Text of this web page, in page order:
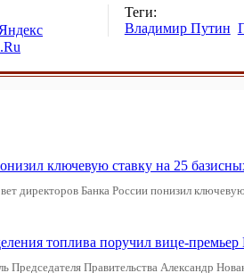
Теги:
Владимир Путин
ключевую ставку на 25
директоров Банка России понизил
топлива поручил вице-
Правительства Александр